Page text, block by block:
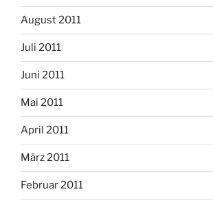
August 2011
Juli 2011
Juni 2011
Mai 2011
April 2011
März 2011
Februar 2011